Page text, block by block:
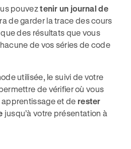
pouveztenir un journal de
de garder la trace des cours
des résultats que vous
de vos séries de code
utilisée, le suivi de votre
de vérifier où vous
et de rester
jusqu’à votre présentation à